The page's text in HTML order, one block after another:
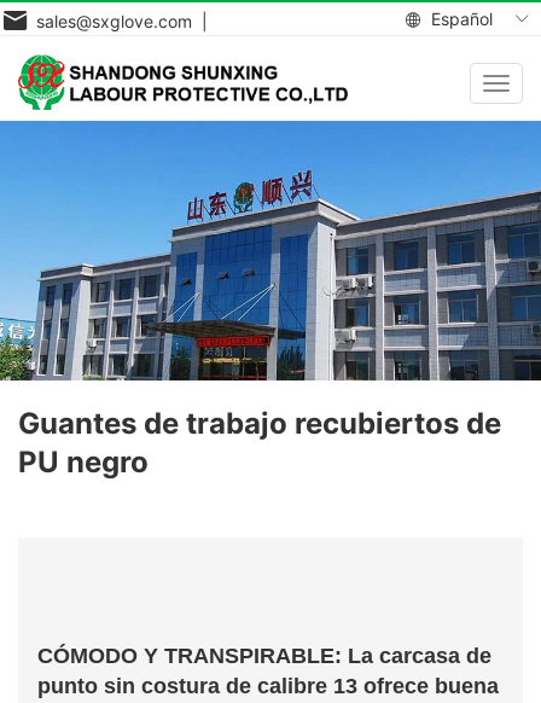
Español
sales@sxglove.com |
Guantes de trabajo recubiertos de
PU negro
CÓMODO Y TRANSPIRABLE: La carcasa de
punto sin costura de calibre 13 ofrece buena